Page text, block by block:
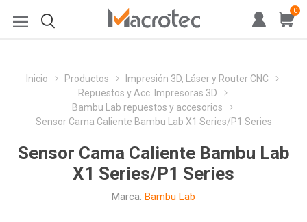
0
Inicio Productos
Impresión 3D, Láser y Router CNC
Repuestos y Acc. Impresoras 3D
Bambu Lab repuestos y accesorios
Sensor Cama Caliente Bambu Lab X1 Series/P1 Series
Sensor Cama Caliente Bambu Lab
X1 Series/P1 Series
Marca: Bambu Lab